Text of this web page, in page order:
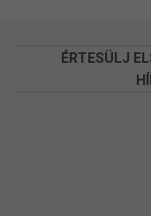
ki
ÉRTESÜLJ